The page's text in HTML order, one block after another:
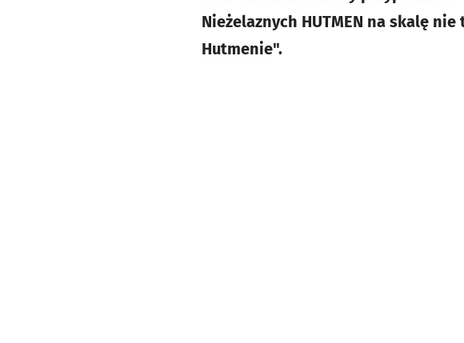
Nieżelaznych HUTMEN na skalę
Hutmenie".